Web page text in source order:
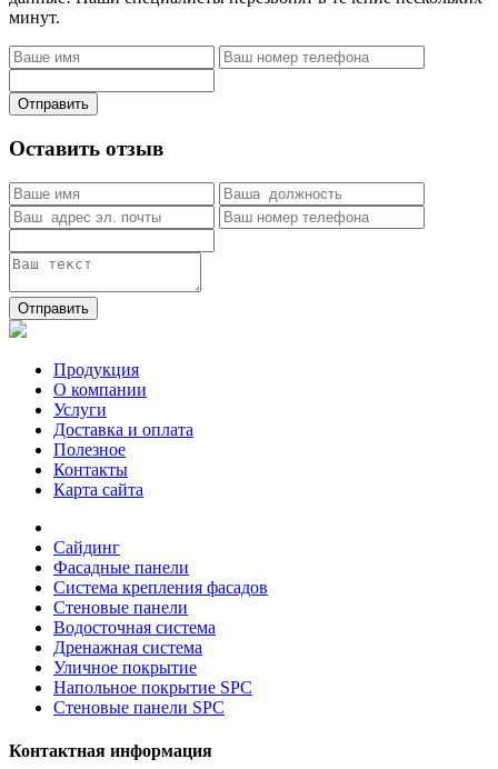
минут.
Отправить
Оставить отзыв
Отправить
Продукция
О компании
Услуги
Доставка и оплата
Полезное
Контакты
Карта сайта
Сайдинг
Фасадные панели
Система крепления фасадов
Стеновые панели
Водосточная система
Дренажная система
Уличное покрытие
Напольное покрытие SPC
Стеновые панели SPC
Контактная информация